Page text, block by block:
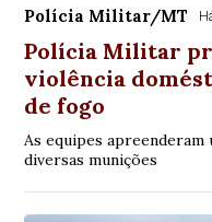
Polícia Militar/MT
Polícia Militar
violência
de fogo
As equipes apreenderam
diversas munições